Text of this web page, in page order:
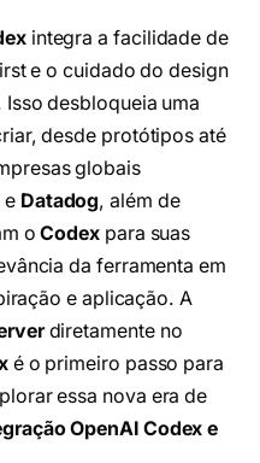
integra a facilidade de
e o cuidado do design
desbloqueia uma
desde protótipos até
globais
e Datadog, além de
oCodexpara suas
da ferramenta em
e aplicação. A
diretamente no
é o primeiro passo para
essa nova era de
OpenAI Codex e